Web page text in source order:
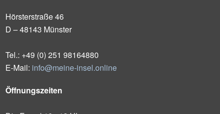
Hörsterstraße 46
D – 48143 Münster
Tel.: +49 (0) 251 98164880
E-Mail: info@meine-insel.online
Öffnungszeiten